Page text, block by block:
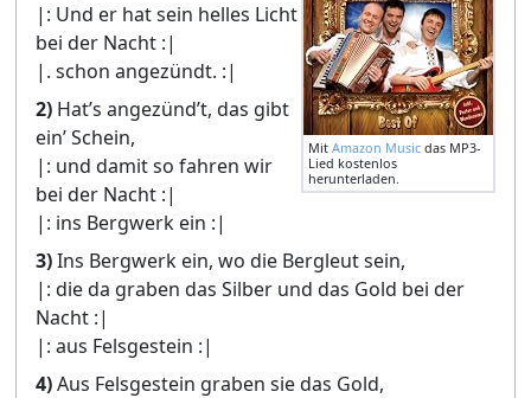
Mit Amazon Music das MP3-
Lied kostenlos
herunterladen.
|: Und er hat sein helles Licht
bei der Nacht :|
|. schon angezündt. :|
2) Hat’s angezünd’t, das gibt
ein’ Schein,
|: und damit so fahren wir
bei der Nacht :|
|: ins Bergwerk ein :|
3)Ins Bergwerk ein, wo die Bergleut sein,
|: die da graben das Silber und das Gold bei der
Nacht :|
|: aus Felsgestein :|
4)Aus Felsgestein graben sie das Gold,